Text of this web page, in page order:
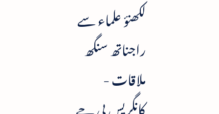
لکھنؤ علماء سے
راجناتھ سنگھ
ملاقات -
کانگریس بی جے